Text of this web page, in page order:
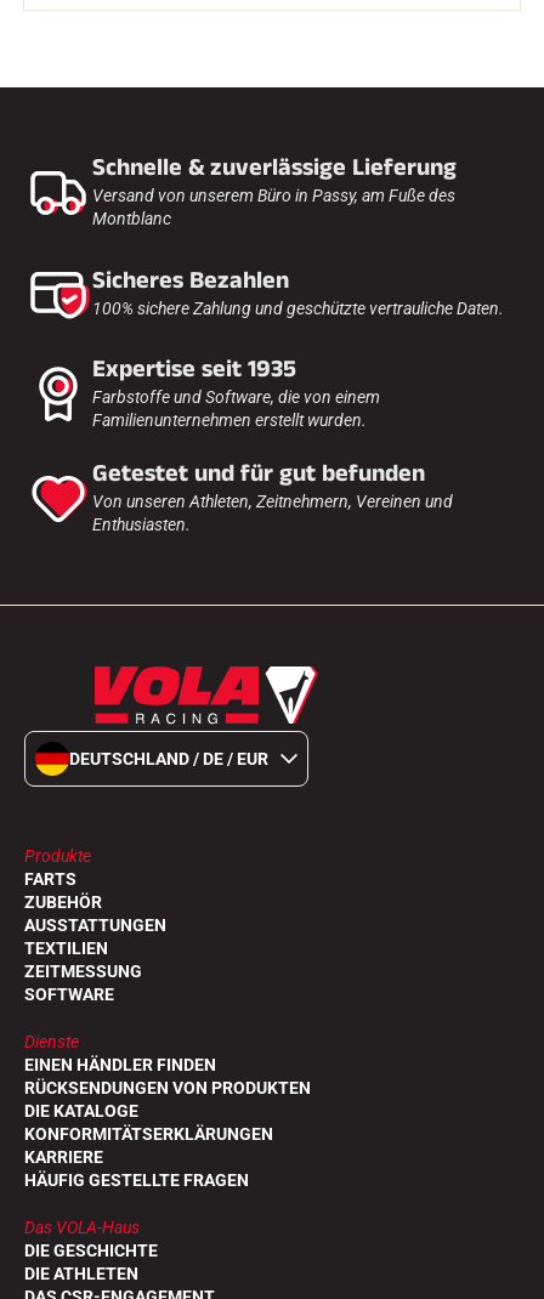
Schnelle & zuverlässige Lieferung
Versand von unserem Büro in Passy, am Fuße des
Montblanc
Sicheres Bezahlen
100% sichere Zahlung und geschützte vertrauliche Daten.
Expertise seit 1935
Farbstoffe und Software, die von einem
Familienunternehmen erstellt wurden.
Getestet und für gut befunden
Von unseren Athleten, Zeitnehmern, Vereinen und
Enthusiasten.
DEUTSCHLAND / DE / EUR
Produkte
FARTS
ZUBEHÖR
AUSSTATTUNGEN
TEXTILIEN
ZEITMESSUNG
SOFTWARE
Dienste
EINEN HÄNDLER FINDEN
RÜCKSENDUNGEN VON PRODUKTEN
DIE KATALOGE
KONFORMITÄTSERKLÄRUNGEN
KARRIERE
HÄUFIG GESTELLTE FRAGEN
Das VOLA-Haus
DIE GESCHICHTE
DIE ATHLETEN